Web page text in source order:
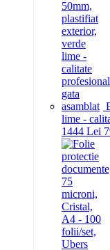
lime -
1444 Lei 7